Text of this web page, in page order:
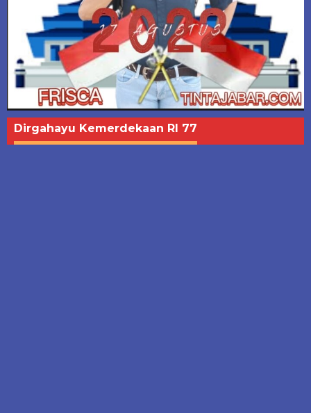
Dirgahayu Kemerdekaan RI 77